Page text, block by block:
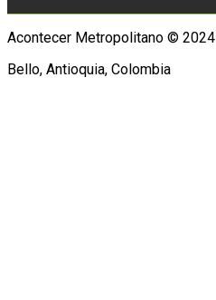
Acontecer Metropolitano © 2024
Bello, Antioquia, Colombia